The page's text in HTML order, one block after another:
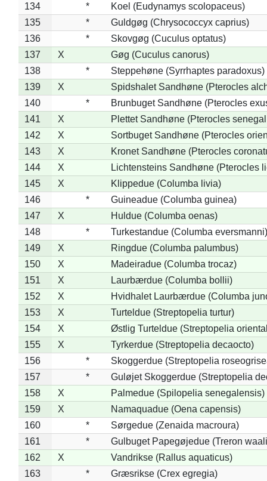
134
*
Koel (Eudynamys scolopaceus)
135
*
Guldgøg (Chrysococcyx caprius)
136
*
Skovgøg (Cuculus optatus)
137
X
Gøg (Cuculus canorus)
138
*
Steppehøne (Syrrhaptes paradoxus)
139
X
Spidshalet Sandhøne (Pterocles
140
*
Brunbuget Sandhøne (Pterocles
141
X
Plettet Sandhøne (Pterocles
142
X
Sortbuget Sandhøne (Pterocles
143
X
Kronet Sandhøne (Pterocles
144
X
Lichtensteins Sandhøne (Pterocles
145
X
Klippedue (Columba livia)
146
*
Guineadue (Columba guinea)
147
X
Huldue (Columba oenas)
148
*
Turkestandue (Columba eversmanni)
149
X
Ringdue (Columba palumbus)
150
X
Madeiradue (Columba trocaz)
151
X
Laurbærdue (Columba bollii)
152
X
Hvidhalet Laurbærdue (Columba
153
X
Turteldue (Streptopelia turtur)
154
X
Østlig Turteldue (Streptopelia
155
X
Tyrkerdue (Streptopelia decaocto)
156
*
Skoggerdue (Streptopelia
157
*
Guløjet Skoggerdue (Streptopelia
158
X
Palmedue (Spilopelia senegalensis)
159
X
Namaquadue (Oena capensis)
160
*
Sørgedue (Zenaida macroura)
161
*
Gulbuget Papegøjedue (Treron
162
X
Vandrikse (Rallus aquaticus)
163
*
Græsrikse (Crex egregia)